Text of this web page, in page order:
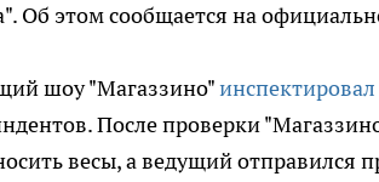
Об этом сообщается на
шоу "Магаззино"
После проверки
весы, а ведущий отправился